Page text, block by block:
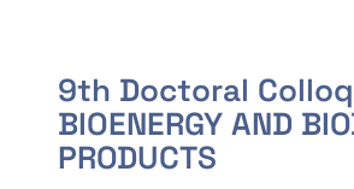
9th Doctoral
BIOENERGY AND
PRODUCTS